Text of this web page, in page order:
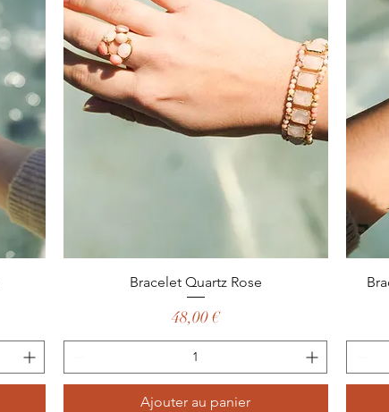
Aperçu rapide
Bracelet Quartz Rose
Prix
48,00 €
Ajouter au panier